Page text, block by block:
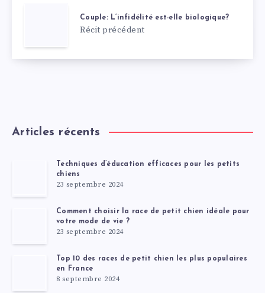
Couple: L’infidélité est-elle biologique?
Récit précédent
Articles récents
Techniques d’éducation efficaces pour les petits
chiens
23 septembre 2024
Comment choisir la race de petit chien idéale pour
votre mode de vie ?
23 septembre 2024
Top 10 des races de petit chien les plus populaires
en France
8 septembre 2024